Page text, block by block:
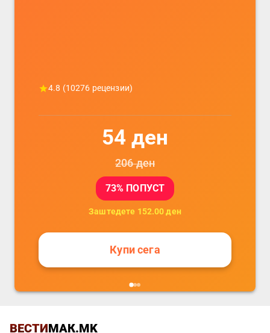
4.8 (10276 рецензии)
54 ден
206ден
73% ПОПУСТ
Заштедете 152.00 ден
Купи сега
ВЕСТИМАК.MK